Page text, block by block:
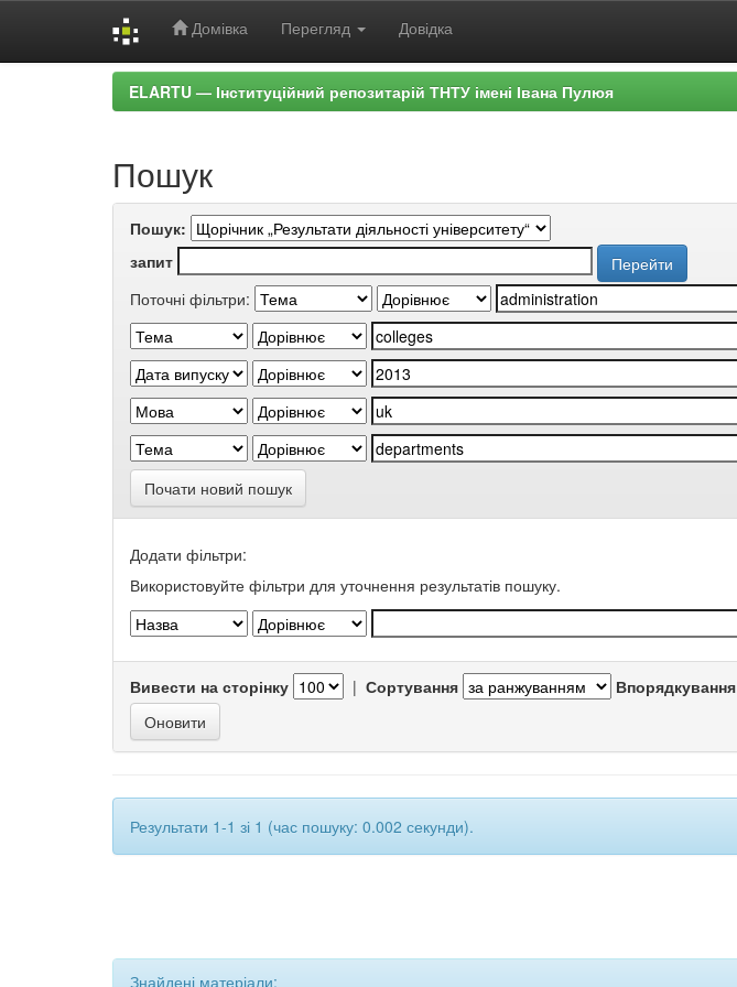
Домівка Перегляд Довідка
ELARTU — Інституційний репозитарій ТНТУ імені Івана Пулюя
Пошук
Пошук:
запит
Поточні фільтри:
Почати новий пошук
Додати фільтри:
Використовуйте фільтри для уточнення результатів пошуку.
Вивести на сторінку | Сортування Впорядкування
Результати 1-1 зі 1 (час пошуку: 0.002 секунди).
Знайдені матеріали: